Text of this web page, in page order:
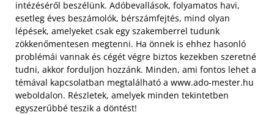
intézéséről beszélünk. Adóbevallások, folyamatos havi,
esetleg éves beszámolók, bérszámfejtés, mind olyan
lépések, amelyeket csak egy szakemberrel tudunk
zökkenőmentesen megtenni. Ha önnek is ehhez hasonló
problémái vannak és cégét végre biztos kezekben szeretné
tudni, akkor forduljon hozzánk. Minden, ami fontos lehet a
témával kapcsolatban megtalálható a www.ado-mester.hu
weboldalon. Részletek, amelyek minden tekintetben
egyszerűbbé teszik a döntést!